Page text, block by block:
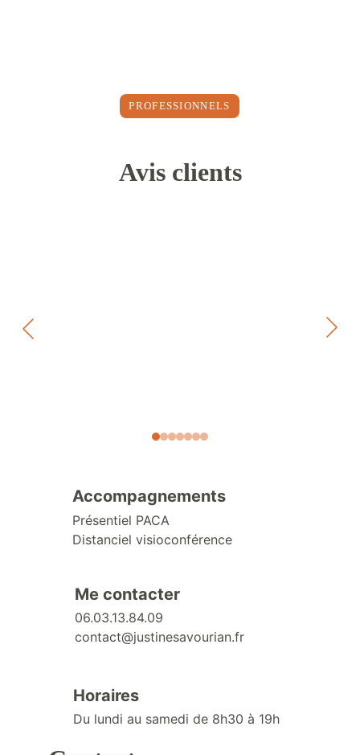
PROFESSIONNELS
Avis clients
Accompagnements
Présentiel PACA
Distanciel visioconférence
Me contacter
06.03.13.84.09
contact@justinesavourian.fr
Horaires
Du lundi au samedi de 8h30 à 19h